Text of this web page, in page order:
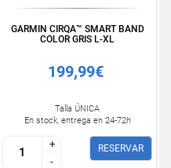
GARMIN CIRQA™ SMART BAND
COLOR GRIS L-XL
199,99€
Talla ÚNICA
En stock, entrega en 24-72h
+
-
+
-
RESERVAR